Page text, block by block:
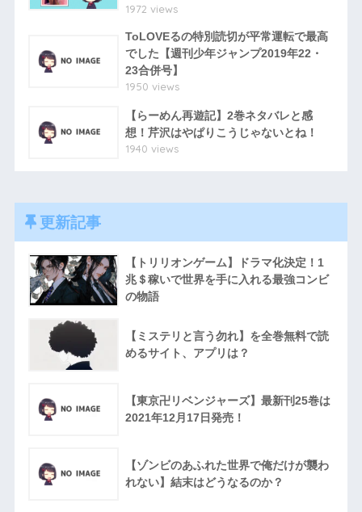
1972 views
ToLOVEるの特別読切が平常運転で最高
でした【週刊少年ジャンプ2019年22・
23合併号】
1950 views
【らーめん再遊記】2巻ネタバレと感
想！芹沢はやぱりこうじゃないとね！
1940 views
更新記事
【トリリオンゲーム】ドラマ化決定！1
兆＄稼いで世界を手に入れる最強コンビ
の物語
【ミステリと言う勿れ】を全巻無料で読
めるサイト、アプリは？
【東京卍リベンジャーズ】最新刊25巻は
2021年12月17日発売！
【ゾンビのあふれた世界で俺だけが襲わ
れない】結末はどうなるのか？